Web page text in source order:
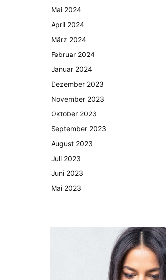
Mai 2024
April 2024
März 2024
Februar 2024
Januar 2024
Dezember 2023
November 2023
Oktober 2023
September 2023
August 2023
Juli 2023
Juni 2023
Mai 2023